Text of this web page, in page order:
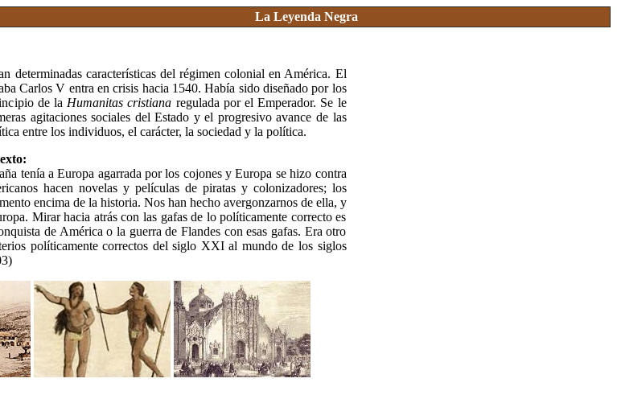
La Leyenda Negra
determinadas características del régimen colonial en América. El
Carlos V entra en crisis hacia 1540. Había sido diseñado por los
de la Humanitas cristiana regulada por el Emperador. Se le
agitaciones sociales del Estado y el progresivo avance de las
entre los individuos, el carácter, la sociedad y la política.
tenía a Europa agarrada por los cojones y Europa se hizo contra
hacen novelas y películas de piratas y colonizadores; los
encima de la historia. Nos han hecho avergonzarnos de ella, y
Mirar hacia atrás con las gafas de lo políticamente correcto es
de América o la guerra de Flandes con esas gafas. Era otro
políticamente correctos del siglo XXI al mundo de los siglos